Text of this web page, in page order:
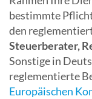
bestimmte
den
Steuerberater,
Sonstige in
reglementierte
Europäischen